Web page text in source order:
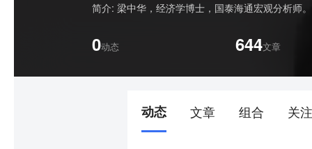
简介: 梁中华，经济学博士，国泰海通宏观分析师
0动态 644文章
动态 文章 组合 关注